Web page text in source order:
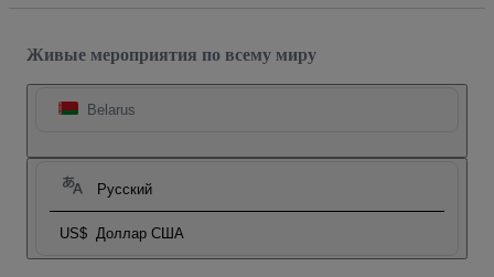
Живые мероприятия по всему миру
Belarus
Русский
US$ Доллар США